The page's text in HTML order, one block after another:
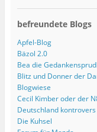
befreundete Blogs
Apfel-Blog
Bäzol 2.0
Bea die
Blitz und Donner der
Blogwiese
Cecil Kimber oder der
Deutschland kontrovers
Die Kuhsel